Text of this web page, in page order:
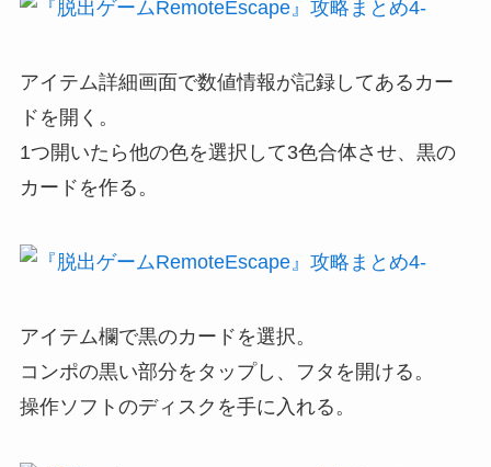
アイテム詳細画面で数値情報が記録してあるカー
ドを開く。
1つ開いたら他の色を選択して3色合体させ、黒の
カードを作る。
アイテム欄で黒のカードを選択。
コンポの黒い部分をタップし、フタを開ける。
操作ソフトのディスクを手に入れる。